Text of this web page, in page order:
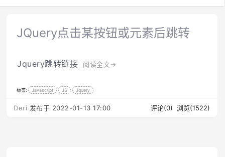
JQuery点击某按钮或元素后跳转
Jquery跳转链接 阅读全文→
标签: Javascript JS Jquery
Deri 发布于 2022-01-13 17:00 评论(0) 浏览(1522)